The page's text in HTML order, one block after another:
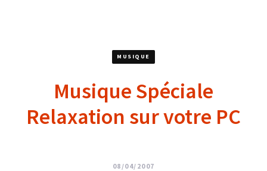
MUSIQUE
Musique Spéciale
Relaxation sur votre PC
08/04/2007